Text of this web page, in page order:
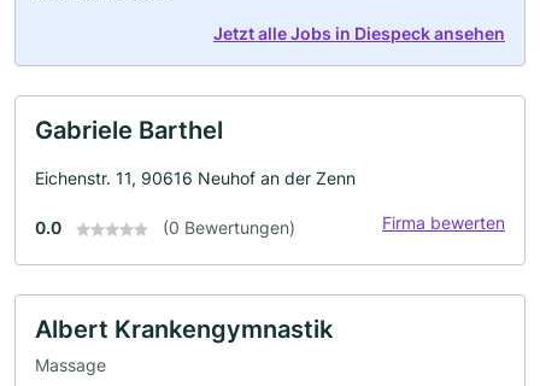
Jetzt alle Jobs in Diespeck ansehen
Gabriele Barthel
Eichenstr. 11, 90616 Neuhof an der Zenn
0.0 (0 Bewertungen) Firma bewerten
Albert Krankengymnastik
Massage